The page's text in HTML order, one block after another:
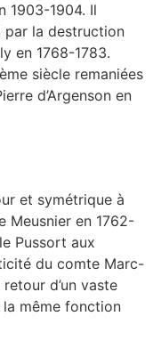
1903-1904. Il
par la destruction
en 1768-1783.
siècle remaniées
d’Argenson en
et symétrique à
Meusnier en 1762-
Pussort aux
du comte Marc-
d’un vaste
la même fonction